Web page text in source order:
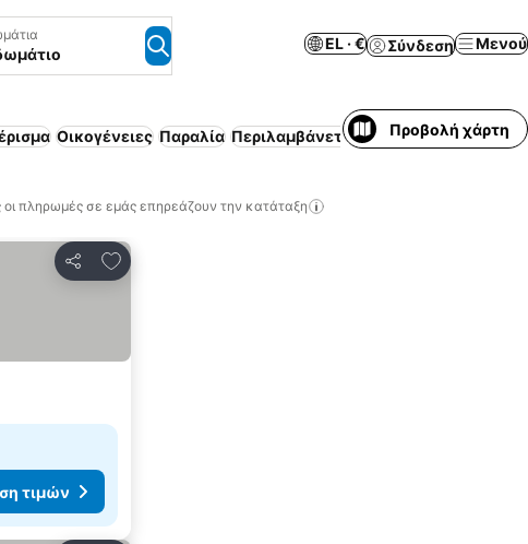
EL · € Σύνδεση Μενού
Οικογένειες Παραλία Περιλαμβάνεται πρωινόΠροβολή χάρτη
πληρωμές σε εμάς επηρεάζουν την κατάταξη
Κοινοποίηση
Προσθήκη στα αγαπημένα
τιμών